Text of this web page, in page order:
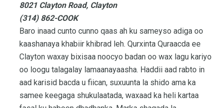
8021 Clayton Road, Clayton
(314) 862-COOK
Baro inaad cunto cunno qaas ah ku sameyso adiga oo
kaashanaya khabiir khibrad leh. Qurxinta Quraacda ee
Clayton waxay bixisaa noocyo badan oo wax lagu kariyo
oo loogu talagalay lamaanayaasha. Haddii aad rabto in
aad karisid bacda u fiican, suxuunta la shido ama ka
samee keegaga shukulaatada, waxaad ka heli kartaa